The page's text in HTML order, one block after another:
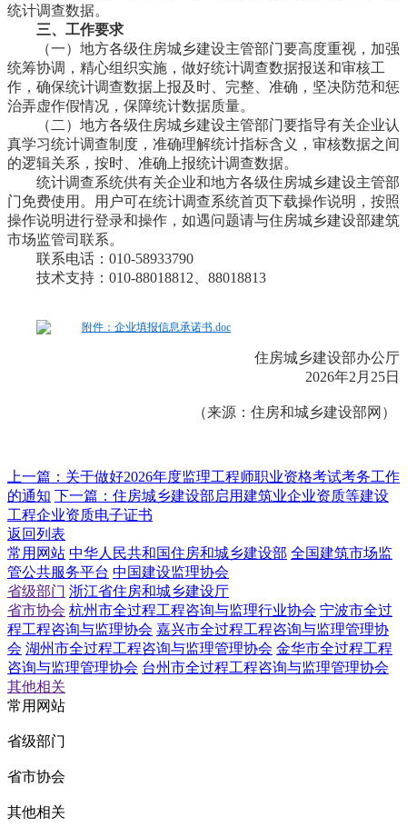
统计调查数据。
三、工作要求
（一）地方各级住房城乡建设主管部门要高度重视，加强
统筹协调，精心组织实施，做好统计调查数据报送和审核工
作，确保统计调查数据上报及时、完整、准确，坚决防范和惩
治弄虚作假情况，保障统计数据质量。
（二）地方各级住房城乡建设主管部门要指导有关企业认
真学习统计调查制度，准确理解统计指标含义，审核数据之间
的逻辑关系，按时、准确上报统计调查数据。
统计调查系统供有关企业和地方各级住房城乡建设主管部
门免费使用。用户可在统计调查系统首页下载操作说明，按照
操作说明进行登录和操作，如遇问题请与住房城乡建设部建筑
市场监管司联系。
联系电话：010-58933790
技术支持：010-88018812、88018813
附件：企业填报信息承诺书.doc
住房城乡建设部办公厅
2026年2月25日
（来源：住房和城乡建设部网）
上一篇： 关于做好2026年度监理工程师职业资格考试考务工作
的通知 下一篇： 住房城乡建设部启用建筑业企业资质等建设
工程企业资质电子证书
返回列表
常用网站 中华人民共和国住房和城乡建设部 全国建筑市场监
管公共服务平台 中国建设监理协会
省级部门 浙江省住房和城乡建设厅
省市协会 杭州市全过程工程咨询与监理行业协会 宁波市全过
程工程咨询与监理协会 嘉兴市全过程工程咨询与监理管理协
会 湖州市全过程工程咨询与监理管理协会 金华市全过程工程
咨询与监理管理协会 台州市全过程工程咨询与监理管理协会
其他相关
常用网站
省级部门
省市协会
其他相关